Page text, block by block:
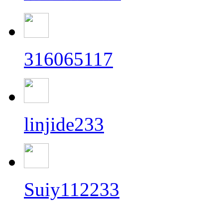
316065117
linjide233
Suiy112233